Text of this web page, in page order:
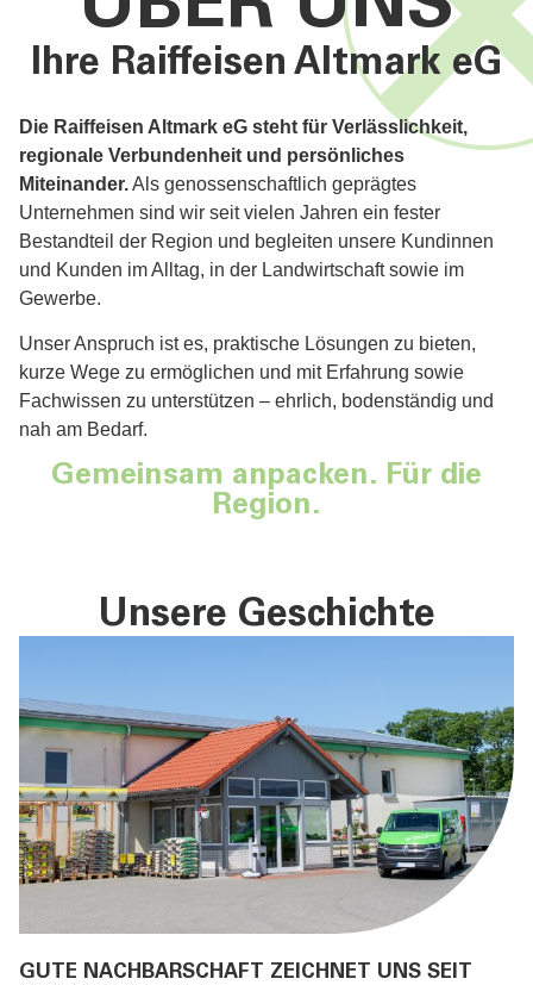
Ihre Raiffeisen Altmark eG
Die Raiffeisen Altmark eG steht für Verlässlichkeit,
regionale Verbundenheit und persönliches
Miteinander.Als genossenschaftlich geprägtes
Unternehmen sind wir seit vielen Jahren ein fester
Bestandteil der Region und begleiten unsere Kundinnen
und Kunden im Alltag, in der Landwirtschaft sowie im
Gewerbe.
Unser Anspruch ist es, praktische Lösungen zu bieten,
kurze Wege zu ermöglichen und mit Erfahrung sowie
Fachwissen zu unterstützen – ehrlich, bodenständig und
nah am Bedarf.
Gemeinsam anpacken. Für die
Region.
Unsere Geschichte
GUTE NACHBARSCHAFT ZEICHNET UNS SEIT